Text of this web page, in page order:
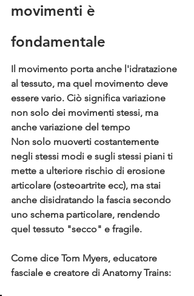
movimenti è
fondamentale
Il movimento porta anche l'idratazione
al tessuto, ma quel movimento deve
essere vario. Ciò significa variazione
non solo dei movimenti stessi, ma
anche variazione del tempo
Non solo muoverti costantemente
negli stessi modi e sugli stessi piani ti
mette a ulteriore rischio di erosione
articolare (osteoartrite ecc), ma stai
anche disidratando la fascia secondo
uno schema particolare, rendendo
quel tessuto "secco" e fragile.
Come dice Tom Myers, educatore
fasciale e creatore di Anatomy Trains: